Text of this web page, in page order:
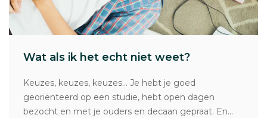
Wat als ik het echt niet weet?
Keuzes, keuzes, keuzes… Je hebt je goed
georiënteerd op een studie, hebt open dagen
bezocht en met je ouders en decaan gepraat. En...